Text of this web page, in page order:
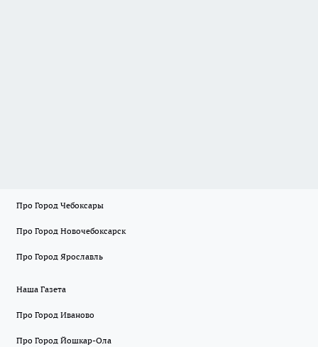
Про Город Чебоксары
Про Город Новочебоксарск
Про Город Ярославль
Наша Газета
Про Город Иваново
Про Город Йошкар-Ола